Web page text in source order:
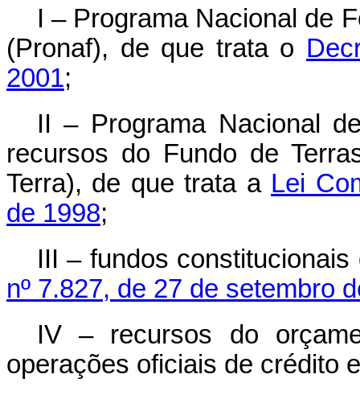
I – Programa Nacional de
(Pronaf), de que trata o
2001;
II – Programa Nacional
recursos do Fundo de
Terra), de que trata a Lei
de 1998;
III – fundos
nº 7.827, de 27 de setembro
IV – recursos do
operações oficiais de crédito